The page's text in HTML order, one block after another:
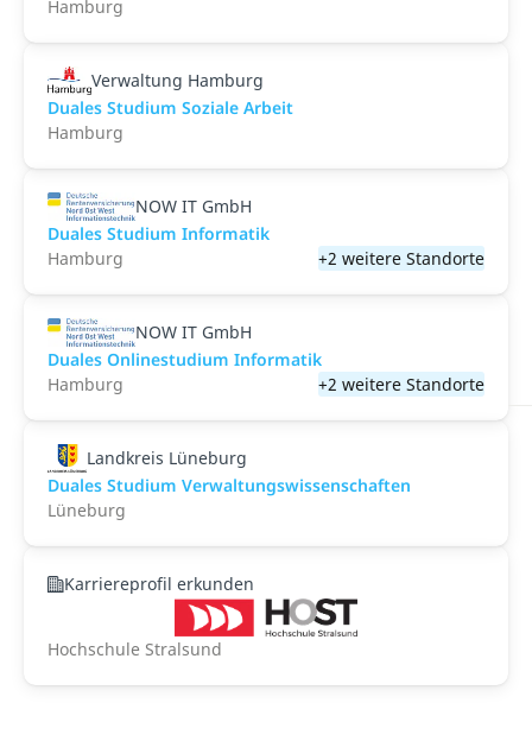
Hamburg
Verwaltung Hamburg
Duales Studium Soziale Arbeit
Hamburg
NOW IT GmbH
Duales Studium Informatik
Hamburg
+2 weitere Standorte
NOW IT GmbH
Duales Onlinestudium Informatik
Hamburg
+2 weitere Standorte
Landkreis Lüneburg
Duales Studium Verwaltungswissenschaften
Lüneburg
Karriereprofil erkunden
Hochschule Stralsund